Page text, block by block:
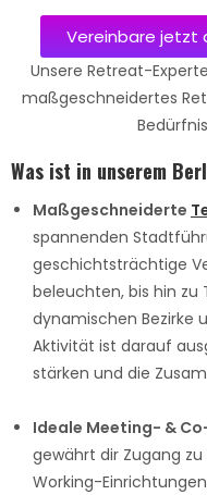
Vereinbare jetzt
Unsere Retreat-
maßgeschneidertes
Was ist in unserem
Maßgeschneiderte
spannenden
geschichtsträchtige
beleuchten, bis hin zu
dynamischen Bezirke
Aktivität ist darauf
stärken und die
Ideale Meeting- &
gewährt dir Zugang
Working-